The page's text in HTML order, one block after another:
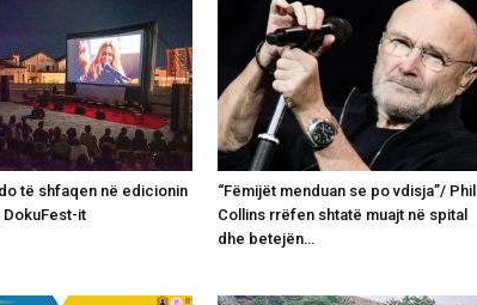
të shfaqen në edicionin
DokuFest-it
“Fëmijët menduan se po vdisja”/ Phil
Collins rrëfen shtatë muajt në spital
dhe betejën…